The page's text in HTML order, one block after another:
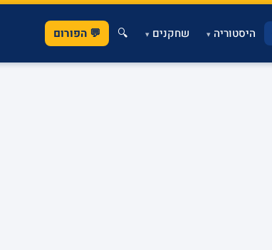
היסטוריה▾ שחקנים▾
🔍 💬 הפורום